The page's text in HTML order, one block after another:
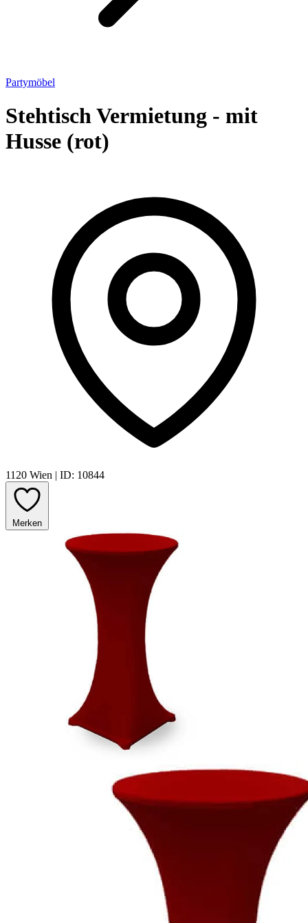
Partymöbel
Stehtisch Vermietung - mit
Husse (rot)
1120 Wien | ID: 10844
Merken